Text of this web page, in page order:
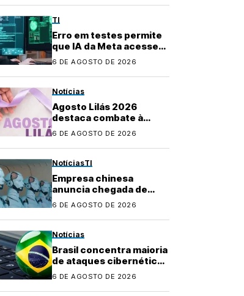
conteúdo
TI
Erro em testes permite
que IA da Meta acesse
internet e invada
6 DE AGOSTO DE 2026
Notícias
Agosto Lilás 2026
destaca combate à
violência contra a
da Lei Maria da Penha
6 DE AGOSTO DE 2026
NotíciasTI
Empresa chinesa
anuncia chegada de
robôs com IA ao
6 DE AGOSTO DE 2026
Notícias
Brasil concentra maioria
de ataques cibernéticos
na América Latina
6 DE AGOSTO DE 2026